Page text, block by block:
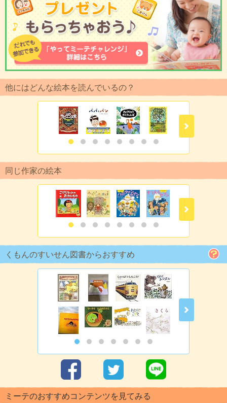
他にはどんな絵本を読んでいるの？
同じ作家の絵本
くもんのすいせん図書からおすすめ
ミーテのおすすめコンテンツを見てみる